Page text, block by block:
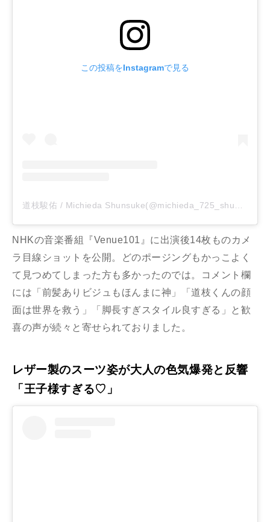
この投稿をInstagramで見る
NHKの音楽番組『Venue101』に出演後14枚ものカメ
ラ目線ショットを公開。どのポージングもかっこよく
て見つめてしまった方も多かったのでは。コメント欄
には「前髪ありビジュもほんまに神」「道枝くんの顔
面は世界を救う」「脚長すぎスタイル良すぎる」と歓
喜の声が続々と寄せられておりました。
レザー製のスーツ姿が大人の色気爆発と反響
「王子様すぎる♡」